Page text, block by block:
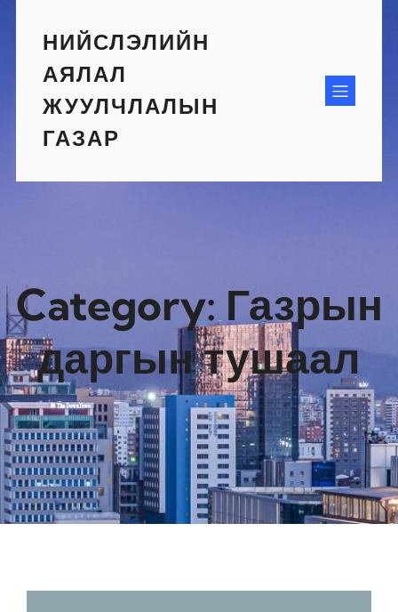
contentНИЙСЛЭЛИЙН
АЯЛАЛ
ЖУУЛЧЛАЛЫН
ГАЗАР
Category: Газрын
даргын тушаал